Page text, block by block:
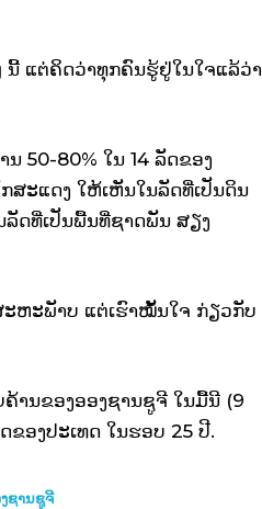
ນີ້ ແຕ່ຄິດວ່າທຸກຄົນຮູ້ຢູ່ໃນໃຈແລ້ວ່າ
50-80% ໃນ 14 ລັດຂອງ
ສະແດງ ໃຫ້ເຫັນໃນລັດທີ່ເປັນດິນ
ດທີ່ເປັນພື້ນທີ່ຊາດພັນ ສຽງ
ະຫະພັາບ ແຕ່ເຮົາໝັ້ນໃຈ ກ່ຽວກັບ
ນຂອງອອງຊານຊູຈີ ໃນມື້ນີ (9
ອງປະເທດ ໃນຮອບ 25 ປີ.
ຊານຊູຈີ